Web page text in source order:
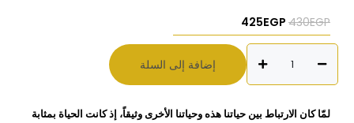
430EGP السعر الأصلي هو: 430EGP.
425EGP
رحلة
الى
الدار
إضافة إلى السلة
لمّا كان الارتباط بين حياتنا هذه وحياتنا الأخرى وثيقاً، إذ كانت الحياة بمثابة